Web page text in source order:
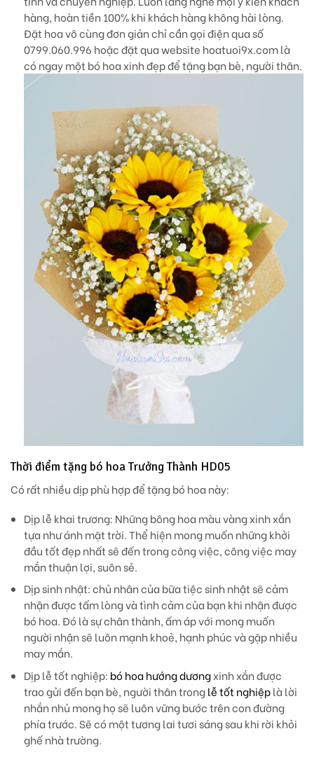
hàng, hoàn tiền 100% khi khách hàng không hài lòng.
Đặt hoa vô cùng đơn giản chỉ cần gọi điện qua số
0799.060.996 hoặc đặt qua website hoatuoi9x.com là
có ngay một bó hoa xinh đẹp để tặng bạn bè, người thân.
Thời điểm tặng bó hoa Trưởng Thành HD05
Có rất nhiều dịp phù hợp để tặng bó hoa này:
Dịp lễ khai trương: Những bông hoa màu vàng xinh xắn
tựa như ánh mặt trời. Thể hiện mong muốn những khởi
đầu tốt đẹp nhất sẽ đến trong công việc, công việc may
mắn thuận lợi, suôn sẻ.
Dịp sinh nhật: chủ nhân của bữa tiệc sinh nhật sẽ cảm
nhận được tấm lòng và tình cảm của bạn khi nhận được
bó hoa. Đó là sự chân thành, ấm áp với mong muốn
người nhận sẽ luôn mạnh khoẻ, hạnh phúc và gặp nhiều
may mắn.
Dịp lễ tốt nghiệp: bó hoa hướng dươngxinh xắn được
trao gửi đến bạn bè, người thân tronglễ tốt nghiệplà lời
nhắn nhủ mong họ sẽ luôn vững bước trên con đường
phía trước. Sẽ có một tương lai tươi sáng sau khi rời khỏi
ghế nhà trường.